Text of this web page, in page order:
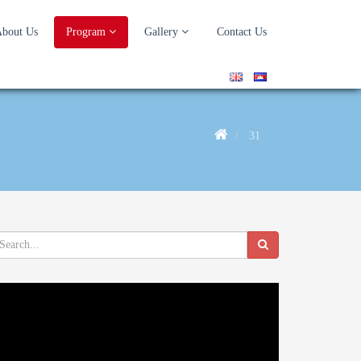
Us Program Gallery Contact Us
31